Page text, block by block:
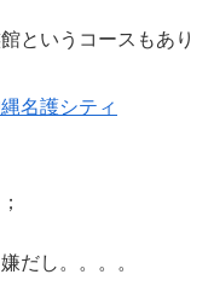
というコースもあり
名護シティ
だし。。。。